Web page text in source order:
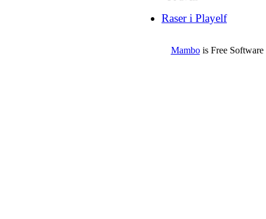
Raser i Playelf
Mambois Free Software